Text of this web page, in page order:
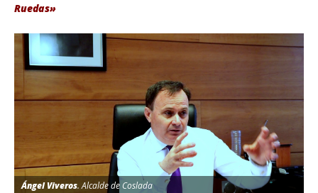
Ruedas»
Ángel Viveros. Alcalde de Coslada